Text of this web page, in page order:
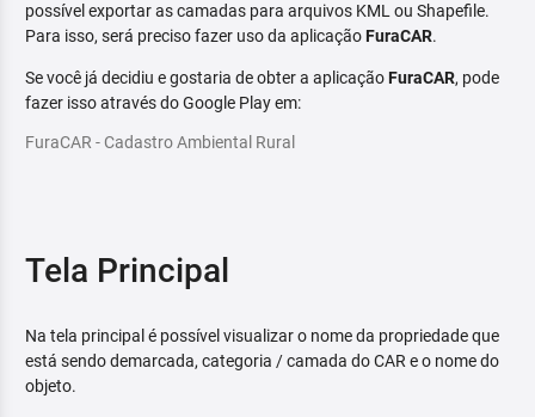
possível exportar as camadas para arquivos KML ou Shapefile.
Para isso, será preciso fazer uso da aplicaçãoFuraCAR.
Se você já decidiu e gostaria de obter a aplicaçãoFuraCAR, pode
fazer isso através do Google Play em:
FuraCAR - Cadastro Ambiental Rural
Tela Principal
Na tela principal é possível visualizar o nome da propriedade que
está sendo demarcada, categoria / camada do CAR e o nome do
objeto.